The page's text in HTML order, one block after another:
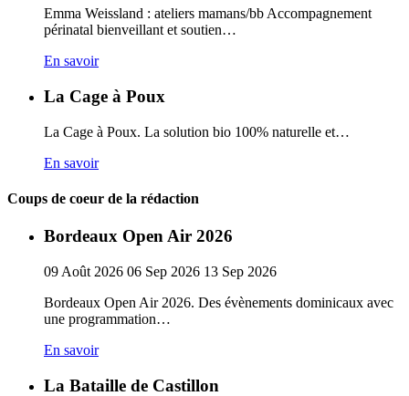
Emma Weissland : ateliers mamans/bb Accompagnement
périnatal bienveillant et soutien…
En savoir
La Cage à Poux
La Cage à Poux. La solution bio 100% naturelle et…
En savoir
Coups de coeur de la rédaction
Bordeaux Open Air 2026
09 Août 2026 06 Sep 2026 13 Sep 2026
Bordeaux Open Air 2026. Des évènements dominicaux avec
une programmation…
En savoir
La Bataille de Castillon